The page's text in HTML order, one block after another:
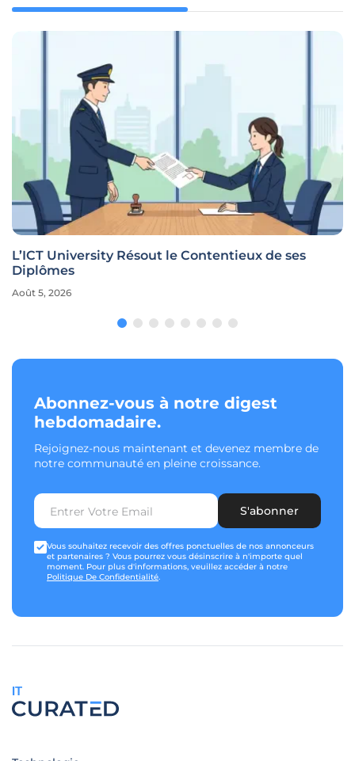
L’ICT University Résout le Contentieux de ses
Diplômes
Août 5, 2026
Abonnez-vous à notre digest
hebdomadaire.
Rejoignez-nous maintenant et devenez membre de
notre communauté en pleine croissance.
S'abonner
Vous souhaitez recevoir des offres ponctuelles de nos annonceurs
et partenaires ? Vous pourrez vous désinscrire à n'importe quel
moment. Pour plus d'informations, veuillez accéder à notre
Politique De Confidentialité.
IT